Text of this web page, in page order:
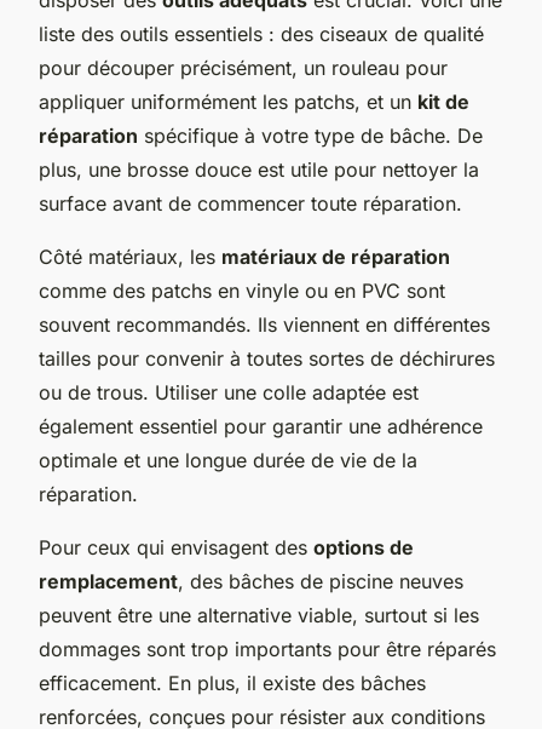
liste des outils essentiels : des ciseaux de qualité
pour découper précisément, un rouleau pour
appliquer uniformément les patchs, et un kit de
réparation spécifique à votre type de bâche. De
plus, une brosse douce est utile pour nettoyer la
surface avant de commencer toute réparation.
Côté matériaux, les matériaux de réparation
comme des patchs en vinyle ou en PVC sont
souvent recommandés. Ils viennent en différentes
tailles pour convenir à toutes sortes de déchirures
ou de trous. Utiliser une colle adaptée est
également essentiel pour garantir une adhérence
optimale et une longue durée de vie de la
réparation.
Pour ceux qui envisagent des options de
remplacement, des bâches de piscine neuves
peuvent être une alternative viable, surtout si les
dommages sont trop importants pour être réparés
efficacement. En plus, il existe des bâches
renforcées, conçues pour résister aux conditions